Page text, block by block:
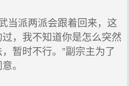
当派两派会跟着回来，这
，我不知道你是怎么突然
暂时不行。”副宗主为了
。